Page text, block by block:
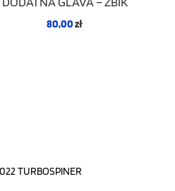
80,00zł
TURBOSPINER